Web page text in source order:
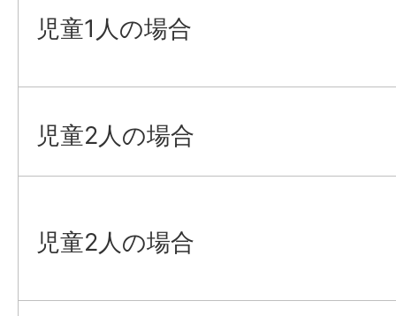
児童1人の場合
児童2人の場合
児童2人の場合